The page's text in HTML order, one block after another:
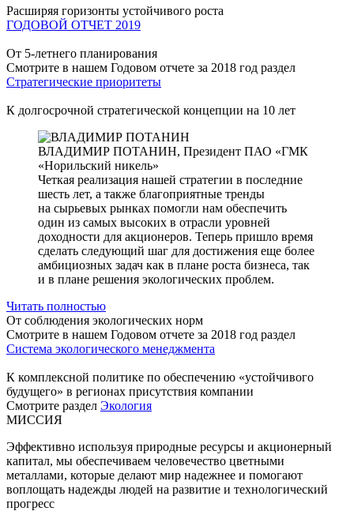
Расширяя горизонты устойчивого роста
ГОДОВОЙ ОТЧЕТ 2019
От 5-летнего планирования
Смотрите в нашем Годовом отчете за 2018 год раздел
Стратегические приоритеты
К долгосрочной стратегической концепции на 10 лет
ВЛАДИМИР ПОТАНИН, Президент ПАО «ГМК
«Норильский никель»
Четкая реализация нашей стратегии в последние
шесть лет, а также благоприятные тренды
на сырьевых рынках помогли нам обеспечить
один из самых высоких в отрасли уровней
доходности для акционеров. Теперь пришло время
сделать следующий шаг для достижения еще более
амбициозных задач как в плане роста бизнеса, так
и в плане решения экологических проблем.
Читать полностью
От соблюдения экологических норм
Смотрите в нашем Годовом отчете за 2018 год раздел
Система экологического менеджмента
К комплексной политике по обеспечению «устойчивого
будущего» в регионах присутствия компании
Смотрите раздел Экология
МИССИЯ
Эффективно используя природные ресурсы и акционерный
капитал, мы обеспечиваем человечество цветными
металлами, которые делают мир надежнее и помогают
воплощать надежды людей на развитие и технологический
прогресс